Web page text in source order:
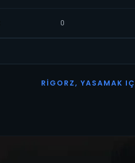
0
R I G O R Z, YASAMAK I Ç